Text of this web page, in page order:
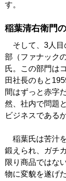
す。
稲葉清右衛門
そして、3人目
部（ファナック
氏。この部門は
田社長のもと
間はずっと赤字
然、社内で問題
ビジネスである
稲葉氏は苦汁
鍛えられ、ガチ
限り商品ではな
物に変貌を遂げ